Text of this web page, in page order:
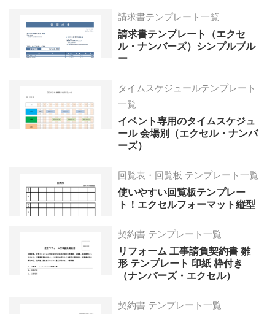
請求書テンプレート一覧
請求書テンプレート（エクセ
ル・ナンバーズ）シンプルブル
ー
タイムスケジュールテンプレート
一覧
イベント専用のタイムスケジュ
ール 会場別（エクセル・ナンバ
ーズ）
回覧表・回覧板 テンプレート一覧
使いやすい回覧板テンプレー
ト！エクセルフォーマット縦型
契約書 テンプレート一覧
リフォーム 工事請負契約書 雛
形 テンプレート 印紙 枠付き
（ナンバーズ・エクセル）
契約書 テンプレート一覧